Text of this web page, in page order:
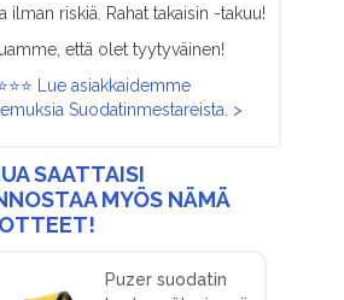
ilman riskiä. Rahat takaisin -takuu!
että olet tyytyväinen!
Lue asiakkaidemme
Suodatinmestareista. >
SAATTAISI
MYÖS NÄMÄ
Puzer suodatin